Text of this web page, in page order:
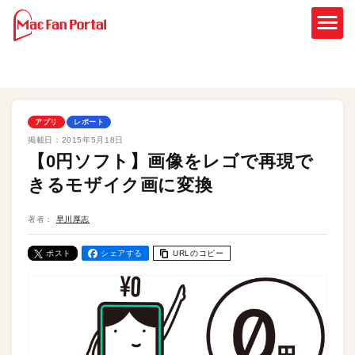
アプリ レポート
掲載日： 2015年5月18日
【0円ソフト】画像をレゴで再現で
きるモザイク画に変換
著者： 早川厚志
ポスト シェアする URLのコピー